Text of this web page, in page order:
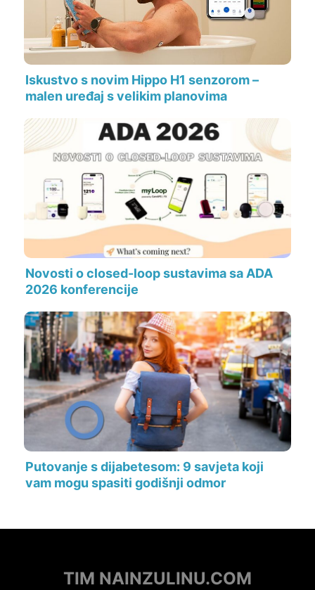
Iskustvo s novim Hippo H1 senzorom –
malen uređaj s velikim planovima
Novosti o closed-loop sustavima sa ADA
2026 konferencije
Putovanje s dijabetesom: 9 savjeta koji
vam mogu spasiti godišnji odmor
TIM NAINZULINU.COM